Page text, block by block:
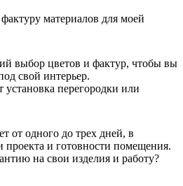
материалов для моей
выбор цветов и фактур, чтобы вы
свой интерьер.
установка перегородки или
от одного до трех дней, в
проекта и готовности помещения.
на свои изделия и работу?